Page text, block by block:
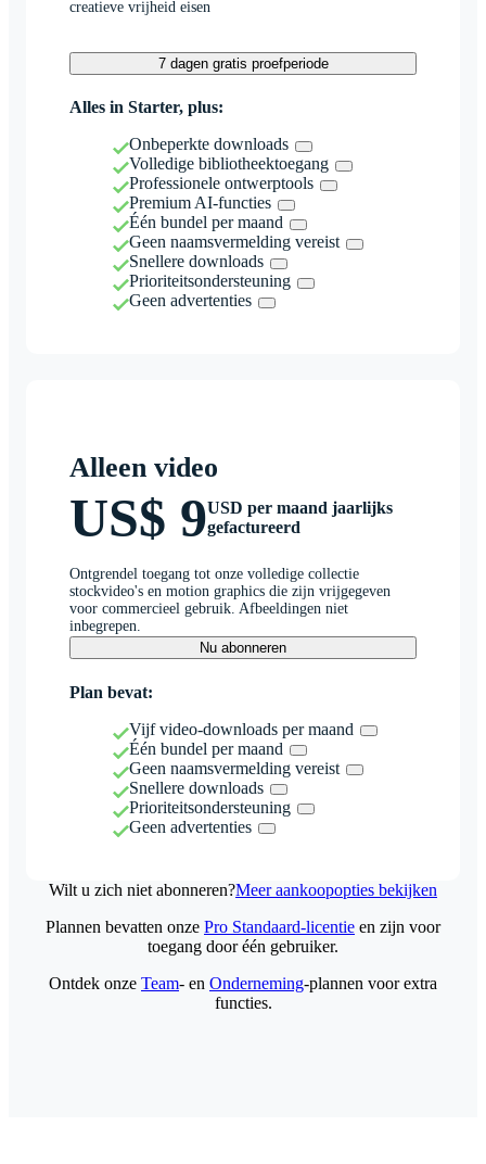
creatieve vrijheid eisen
7 dagen gratis proefperiode
Alles in Starter, plus:
Onbeperkte downloads
Volledige bibliotheektoegang
Professionele ontwerptools
Premium AI-functies
Één bundel per maand
Geen naamsvermelding vereist
Snellere downloads
Prioriteitsondersteuning
Geen advertenties
Alleen video
US$ 9USD per maand jaarlijks
gefactureerd
Ontgrendel toegang tot onze volledige collectie
stockvideo's en motion graphics die zijn vrijgegeven
voor commercieel gebruik. Afbeeldingen niet
inbegrepen.
Nu abonneren
Plan bevat:
Vijf video-downloads per maand
Één bundel per maand
Geen naamsvermelding vereist
Snellere downloads
Prioriteitsondersteuning
Geen advertenties
Wilt u zich niet abonneren?Meer aankoopopties bekijken
Plannen bevatten onze Pro Standaard-licentie en zijn voor
toegang door één gebruiker.
Ontdek onze Team- en Onderneming-plannen voor extra
functies.